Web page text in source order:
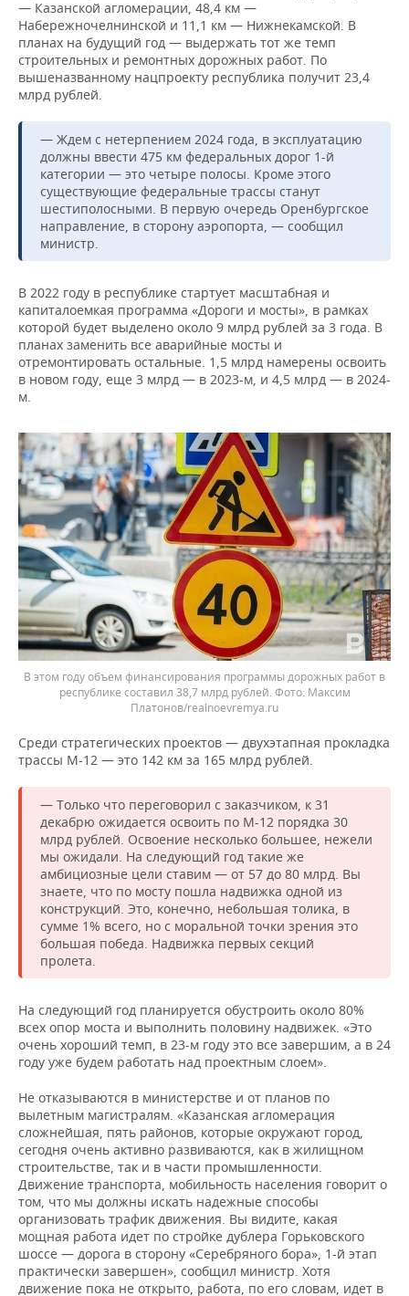
— Казанской агломерации, 48,4 км —
Набережночелнинской и 11,1 км — Нижнекамской. В
планах на будущий год — выдержать тот же темп
строительных и ремонтных дорожных работ. По
вышеназванному нацпроекту республика получит 23,4
млрд рублей.
— Ждем с нетерпением 2024 года, в эксплуатацию
должны ввести 475 км федеральных дорог 1-й
категории — это четыре полосы. Кроме этого
существующие федеральные трассы станут
шестиполосными. В первую очередь Оренбургское
направление, в сторону аэропорта, — сообщил
министр.
В 2022 году в республике стартует масштабная и
капиталоемкая программа «Дороги и мосты», в рамках
которой будет выделено около 9 млрд рублей за 3 года. В
планах заменить все аварийные мосты и
отремонтировать остальные. 1,5 млрд намерены освоить
в новом году, еще 3 млрд — в 2023-м, и 4,5 млрд — в 2024-
м.
В этом году объем финансирования программы дорожных работ в
республике составил 38,7 млрд рублей.
Максим
Платонов/realnoevremya.ru
Среди стратегических проектов — двухэтапная прокладка
трассы М-12 — это 142 км за 165 млрд рублей.
— Только что переговорил с заказчиком, к 31
декабрю ожидается освоить по М-12 порядка 30
млрд рублей. Освоение несколько большее, нежели
мы ожидали. На следующий год такие же
амбициозные цели ставим — от 57 до 80 млрд. Вы
знаете, что по мосту пошла надвижка одной из
конструкций. Это, конечно, небольшая толика, в
сумме 1% всего, но с моральной точки зрения это
большая победа. Надвижка первых секций
пролета.
На следующий год планируется обустроить около 80%
всех опор моста и выполнить половину надвижек. «Это
очень хороший темп, в 23-м году это все завершим, а в 24
году уже будем работать над проектным слоем».
Не отказываются в министерстве и от планов по
вылетным магистралям. «Казанская агломерация
сложнейшая, пять районов, которые окружают город,
сегодня очень активно развиваются, как в жилищном
строительстве, так и в части промышленности.
Движение транспорта, мобильность населения говорит о
том, что мы должны искать надежные способы
организовать трафик движения. Вы видите, какая
мощная работа идет по стройке дублера Горьковского
шоссе — дорога в сторону «Серебряного бора», 1-й этап
практически завершен», сообщил министр. Хотя
движение пока не открыто, работа, по его словам, идет в